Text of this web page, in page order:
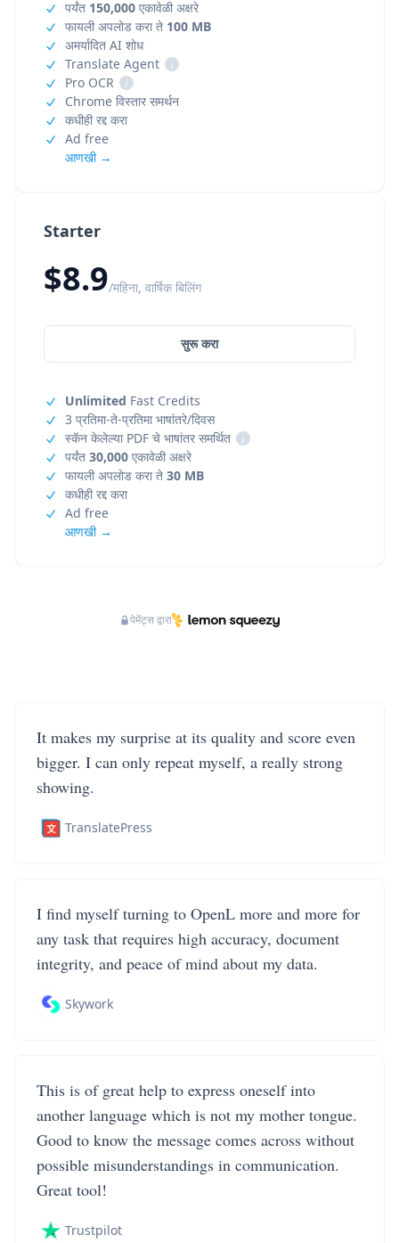
Starter
$8.9/महिना, वार्षिक बिलिंग
सुरू करा
Unlimited Fast Credits
3 प्रतिमा-ते-प्रतिमा भाषांतरे/दिवस
स्कॅन केलेल्या PDF चे भाषांतर समर्थित
i
पर्यंत 30,000 एकावेळी अक्षरे
फायली अपलोड करा ते 30 MB
कधीही रद्द करा
Ad free
आणखी →
पर्यंत 150,000 एकावेळी अक्षरे
फायली अपलोड करा ते 100 MB
अमर्यादित AI शोध
Translate Agent
i
Pro OCR
i
Chrome विस्तार समर्थन
कधीही रद्द करा
Ad free
आणखी →
पेमेंट्स द्वारा
It makes my surprise at its quality and score even
bigger. I can only repeat myself, a really strong
showing.
TranslatePress
I find myself turning to OpenL more and more for
any task that requires high accuracy, document
integrity, and peace of mind about my data.
Skywork
This is of great help to express oneself into
another language which is not my mother tongue.
Good to know the message comes across without
possible misunderstandings in communication.
Great tool!
Trustpilot